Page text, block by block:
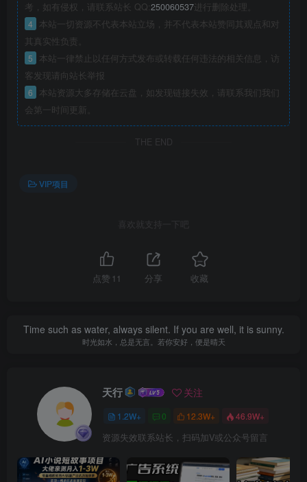
考，如有侵权，请联系站长 QQ:250060537进行删除处理。
4
本站一切资源不代表本站立场，并不代表本站赞同其观点和对
其真实性负责。
5
本站一律禁止以任何方式发布或转载任何违法的相关信息，访
客发现请向站长举报
6
本站资源大多存储在云盘，如发现链接失效，请联系我们我们
会第一时间更新。
THE END
VIP项目
喜欢就支持一下吧
点赞 11 分享 收藏
Time such as water, always silent. If you are well, it is sunny.
时光如水，总是无言。若你安好，便是晴天
天行 关注
1.2W+ 0 12.3W+ 46.9W+
资源失效联系站长，扫码加V或公众号留言